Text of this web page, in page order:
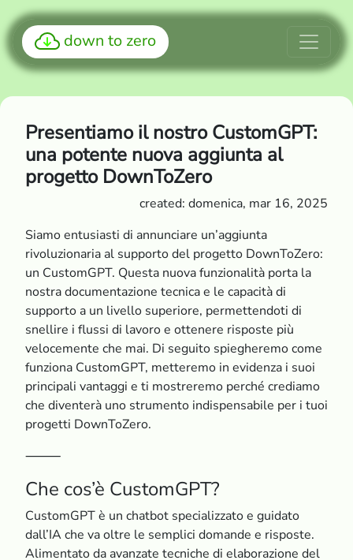
down to zero
Presentiamo il nostro CustomGPT:
una potente nuova aggiunta al
progetto DownToZero
created: domenica, mar 16, 2025
Siamo entusiasti di annunciare un’aggiunta
rivoluzionaria al supporto del progetto DownToZero:
un CustomGPT. Questa nuova funzionalità porta la
nostra documentazione tecnica e le capacità di
supporto a un livello superiore, permettendoti di
snellire i flussi di lavoro e ottenere risposte più
velocemente che mai. Di seguito spiegheremo come
funziona CustomGPT, metteremo in evidenza i suoi
principali vantaggi e ti mostreremo perché crediamo
che diventerà uno strumento indispensabile per i tuoi
progetti DownToZero.
⸻
Che cos’è CustomGPT?
CustomGPT è un chatbot specializzato e guidato
dall’IA che va oltre le semplici domande e risposte.
Alimentato da avanzate tecniche di elaborazione del